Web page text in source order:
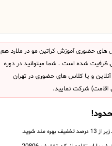
های حضوری آموزش کراتین مو در ملارد هم
ظرفیت شده است . شما میتوانید در دوره
و یا کلاس های حضوری در تهران
اقامت) شرکت نمایید.
مند شوید.